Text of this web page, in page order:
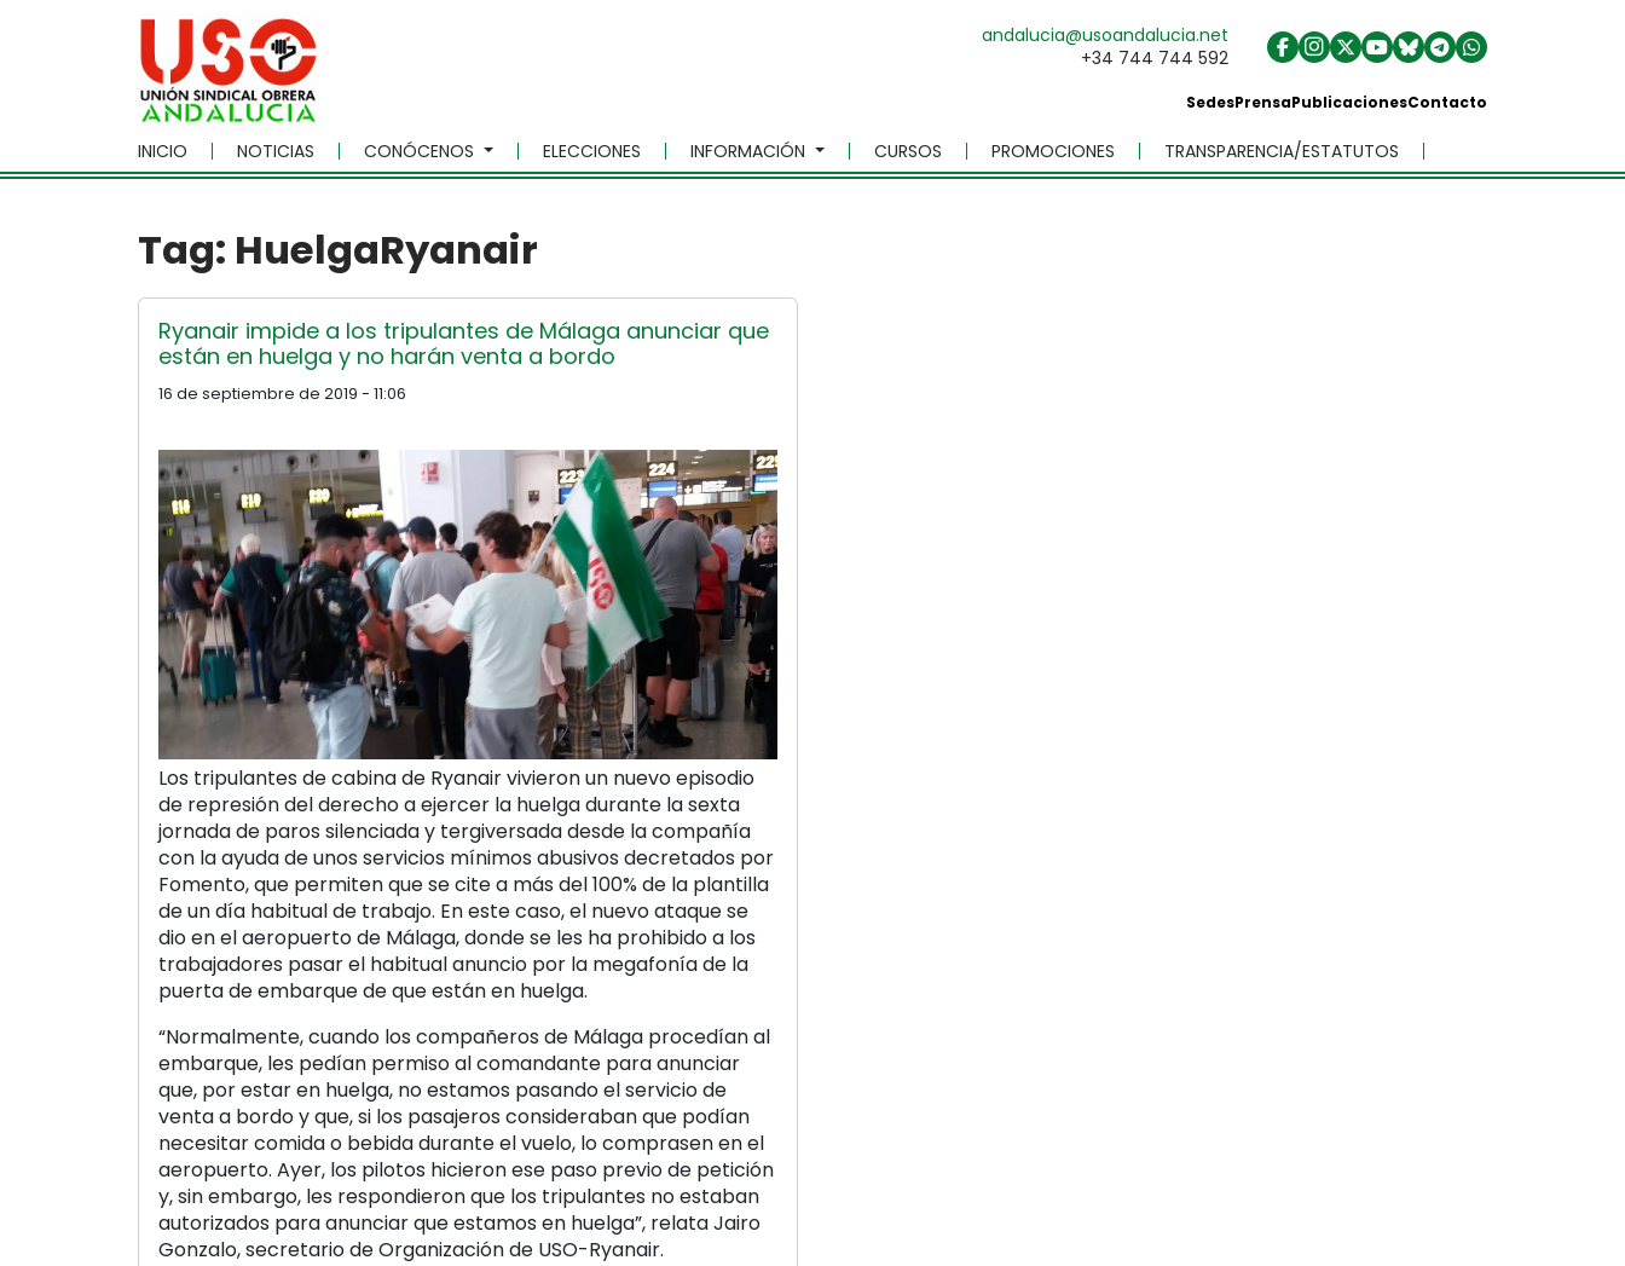
Skip to main content
andalucia@usoandalucia.net
+34 744 744 592
SedesPrensaPublicacionesContacto
INICIO NOTICIAS CONÓCENOS ELECCIONES INFORMACIÓN CURSOS PROMOCIONES TRANSPARENCIA/ESTATUTOS
Tag: HuelgaRyanair
Ryanair impide a los tripulantes de Málaga anunciar que
están en huelga y no harán venta a bordo
16 de septiembre de 2019 - 11:06
Los tripulantes de cabina de Ryanair vivieron un nuevo episodio
de represión del derecho a ejercer la huelga durante la sexta
jornada de paros silenciada y tergiversada desde la compañía
con la ayuda de unos servicios mínimos abusivos decretados por
Fomento, que permiten que se cite a más del 100% de la plantilla
de un día habitual de trabajo. En este caso, el nuevo ataque se
dio en el aeropuerto de Málaga, donde se les ha prohibido a los
trabajadores pasar el habitual anuncio por la megafonía de la
puerta de embarque de que están en huelga.
“Normalmente, cuando los compañeros de Málaga procedían al
embarque, les pedían permiso al comandante para anunciar
que, por estar en huelga, no estamos pasando el servicio de
venta a bordo y que, si los pasajeros consideraban que podían
necesitar comida o bebida durante el vuelo, lo comprasen en el
aeropuerto. Ayer, los pilotos hicieron ese paso previo de petición
y, sin embargo, les respondieron que los tripulantes no estaban
autorizados para anunciar que estamos en huelga”, relata Jairo
Gonzalo, secretario de Organización de USO-Ryanair.